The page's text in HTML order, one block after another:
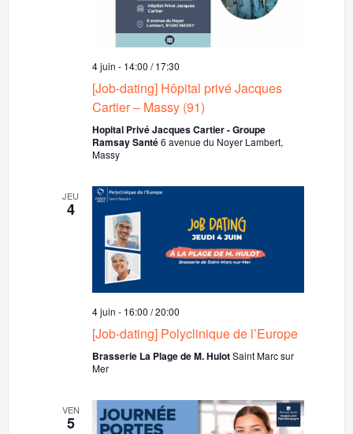
4 juin - 14:00 /17:30
[Job-dating] Hôpital privé Jacques
Cartier – Massy (91)
Hopital Privé Jacques Cartier - Groupe
Ramsay Santé6 avenue du Noyer Lambert,
Massy
JEU
4
4 juin - 16:00 /20:00
[Job-dating] Polyclinique de l’Europe
Brasserie La Plage de M. HulotSaint Marc sur
Mer
VEN
5